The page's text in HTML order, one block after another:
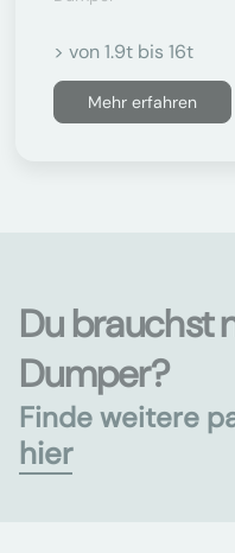
> von 1.9t bis 16t
Mehr erfahren
Du brauchst
Dumper?
Finde weitere
hier